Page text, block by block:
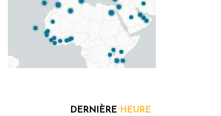
DERNIÈRE HEURE